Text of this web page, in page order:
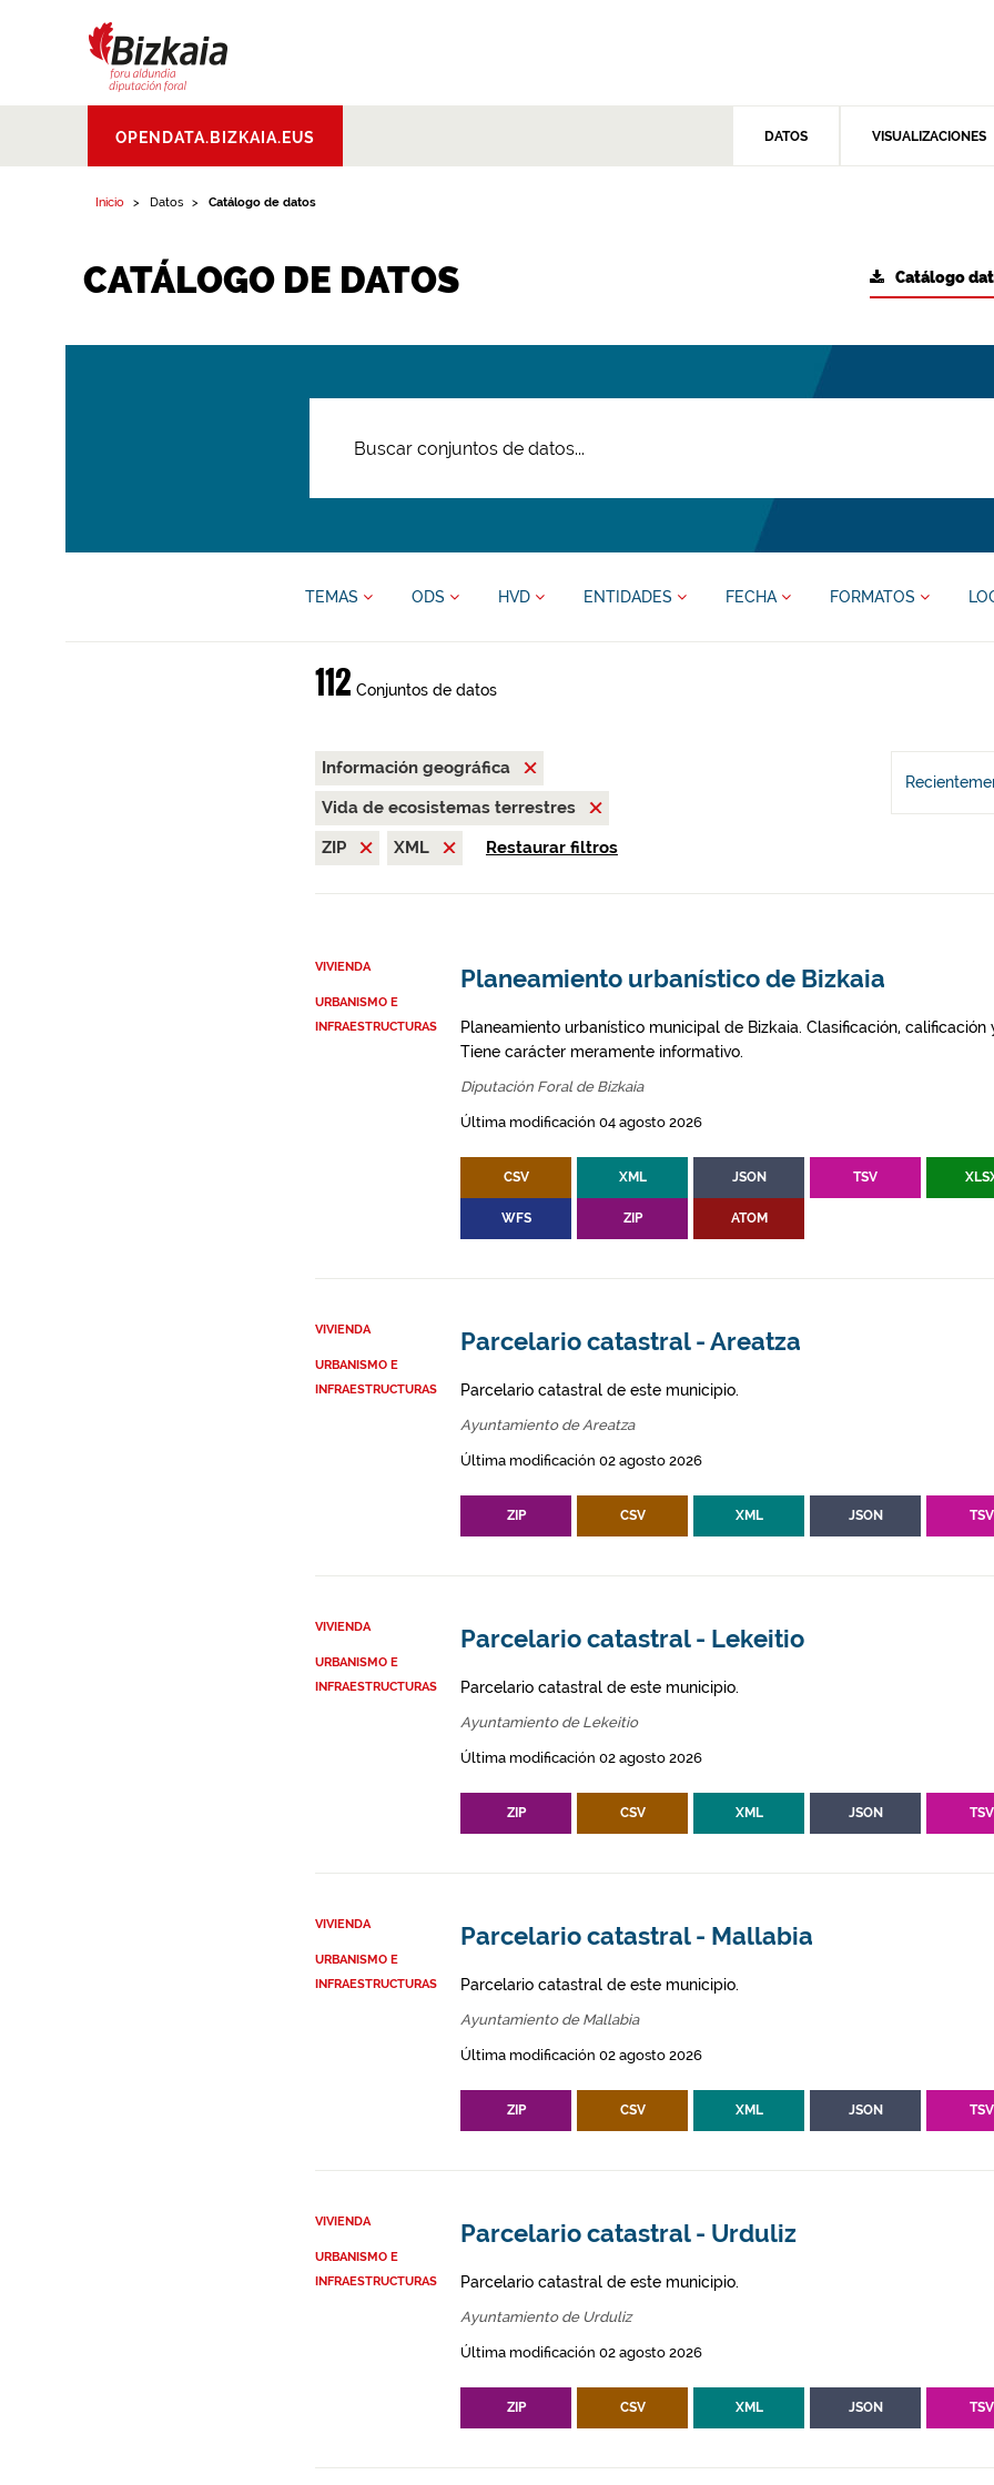
Aldundia.Diputacion
Foral de Bizkaia
OPENDATA.BIZKAIA.EUS DATOS VISUALIZACIONES
Inicio Datos Catálogo de datos
CATÁLOGO DE DATOS Catálogo
TEMAS ODS HVD ENTIDADES FECHA FORMATOS
112 Conjuntos de datos
Información geográfica
Vida de ecosistemas terrestres
ZIP
XML Restaurar filtros
VIVIENDA
URBANISMO E
INFRAESTRUCTURAS
Planeamiento urbanístico de Bizkaia
Planeamiento urbanístico municipal de Bizkaia. Clasificación,
Tiene carácter meramente informativo.
Diputación Foral de Bizkaia
Última modificación 04 agosto 2026
CSV XML JSON TSV
WFS ZIP ATOM
VIVIENDA
URBANISMO E
INFRAESTRUCTURAS
Parcelario catastral - Areatza
Parcelario catastral de este municipio.
Ayuntamiento de Areatza
Última modificación 02 agosto 2026
ZIP CSV XML JSON TSV
VIVIENDA
URBANISMO E
INFRAESTRUCTURAS
Parcelario catastral - Lekeitio
Parcelario catastral de este municipio.
Ayuntamiento de Lekeitio
Última modificación 02 agosto 2026
ZIP CSV XML JSON TSV
VIVIENDA
URBANISMO E
INFRAESTRUCTURAS
Parcelario catastral - Mallabia
Parcelario catastral de este municipio.
Ayuntamiento de Mallabia
Última modificación 02 agosto 2026
ZIP CSV XML JSON TSV
VIVIENDA
URBANISMO E
INFRAESTRUCTURAS
Parcelario catastral - Urduliz
Parcelario catastral de este municipio.
Ayuntamiento de Urduliz
Última modificación 02 agosto 2026
ZIP CSV XML JSON TSV